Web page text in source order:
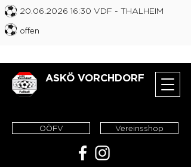
ASKÖ VORCHDORF
OÖFV Vereinsshop
20.06.2026 16:30 VDF - THALHEIM
offen